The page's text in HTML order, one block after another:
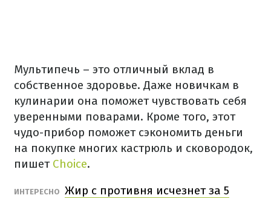
Мультипечь – это отличный вклад в
собственное здоровье. Даже новичкам в
кулинарии она поможет чувствовать себя
уверенными поварами. Кроме того, этот
чудо-прибор поможет сэкономить деньги
на покупке многих кастрюль и сковородок,
пишет Choice.
ИНТЕРЕСНО Жир с противня исчезнет за 5